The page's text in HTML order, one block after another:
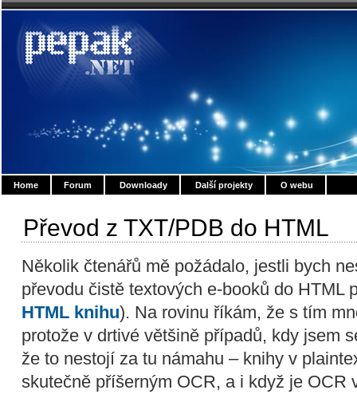
Home Forum Downloady Další projekty O webu
Převod z TXT/PDB do HTML
Několik čtenářů mě požádalo, jestli bych
převodu čistě textových e-booků do HTML
HTML knihu). Na rovinu říkám, že s tím
protože v drtivé většině případů, kdy jsem
že to nestojí za tu námahu – knihy v
skutečně příšerným OCR, a i když je OCR